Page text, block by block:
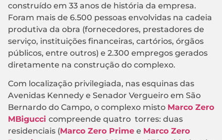
construído em 33 anos de história da empresa.
Foram mais de 6.500 pessoas envolvidas na cadeia
produtiva da obra (fornecedores, prestadores de
serviço, instituições financeiras, cartórios, órgãos
públicos, entre outros) e 2.300 empregos gerados
diretamente na construção do complexo.
Com localização privilegiada, nas esquinas das
Avenidas Kennedy e Senador Vergueiro em São
Bernardo do Campo, o complexo misto Marco Zero
MBigucci compreende quatro torres: duas
residenciais (Marco Zero Prime e Marco Zero